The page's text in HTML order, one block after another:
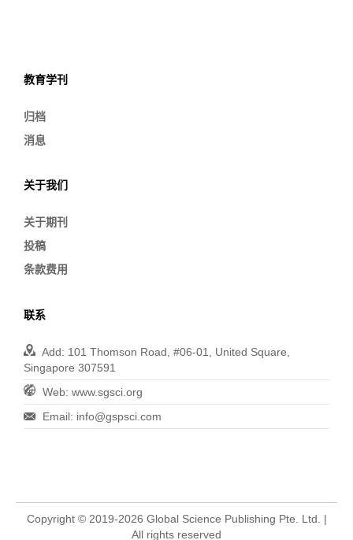
教育学刊
归档
消息
关于我们
关于期刊
投稿
条款费用
联系
Add: 101 Thomson Road, #06-01, United Square,
Singapore 307591
Web: www.sgsci.org
Email: info@gspsci.com
Copyright © 2019-2026 Global Science Publishing Pte. Ltd. |
All rights reserved